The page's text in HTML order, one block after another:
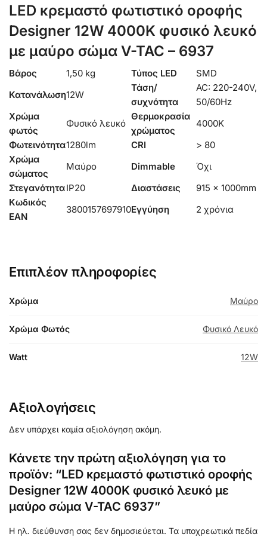
LED κρεμαστό φωτιστικό οροφής
Designer 12W 4000K φυσικό λευκό
με μαύρο σώμα V-TAC – 6937
Βάρος 1,50 kg Τύπος LED
SMD
Κατανάλωση12W
Τάση/
συχνότητα
AC: 220-240V,
50/60Hz
Χρώμα
φωτός
Φυσικό λευκό
Θερμοκρασία
χρώματος
4000K
Φωτεινότητα1280lm CRI
> 80
Χρώμα
σώματος
Μαύρο Dimmable
Όχι
ΣτεγανότηταIP20 Διαστάσεις
915 x 1000mm
Κωδικός
EAN
3800157697910Εγγύηση 2 χρόνια
Επιπλέον πληροφορίες
Χρώμα Μαύρο
Χρώμα Φωτός Φυσικό Λευκό
Watt 12W
Αξιολογήσεις
Δεν υπάρχει καμία αξιολόγηση ακόμη.
Κάνετε την πρώτη αξιολόγηση για το
προϊόν: “LED κρεμαστό φωτιστικό οροφής
Designer 12W 4000K φυσικό λευκό με
μαύρο σώμα V-TAC 6937”
Η ηλ. διεύθυνση σας δεν δημοσιεύεται. Τα υποχρεωτικά πεδία